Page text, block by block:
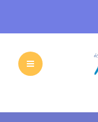
L’ECOLE